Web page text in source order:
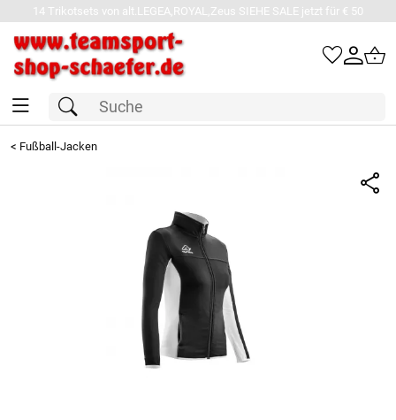
14 Trikotsets von alt.LEGEA,ROYAL,Zeus SIEHE SALE jetzt für € 50
< Fußball-Jacken